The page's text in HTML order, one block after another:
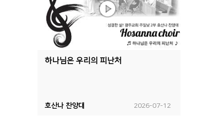
하나님은 우리의 피난처
2026-07-12
호산나 찬양대